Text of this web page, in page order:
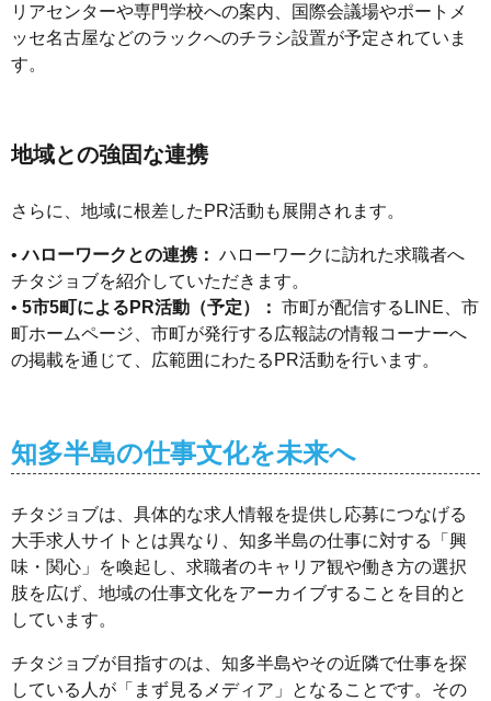
リアセンターや専門学校への案内、国際会議場やポートメ
ッセ名古屋などのラックへのチラシ設置が予定されていま
す。
地域との強固な連携
さらに、地域に根差したPR活動も展開されます。
•ハローワークとの連携： ハローワークに訪れた求職者へ
チタジョブを紹介していただきます。
• 5市5町によるPR活動（予定）： 市町が配信するLINE、市
町ホームページ、市町が発行する広報誌の情報コーナーへ
の掲載を通じて、広範囲にわたるPR活動を行います。
知多半島の仕事文化を未来へ
チタジョブは、具体的な求人情報を提供し応募につなげる
大手求人サイトとは異なり、知多半島の仕事に対する「興
味・関心」を喚起し、求職者のキャリア観や働き方の選択
肢を広げ、地域の仕事文化をアーカイブすることを目的と
しています。
チタジョブが目指すのは、知多半島やその近隣で仕事を探
している人が「まず見るメディア」となることです。その